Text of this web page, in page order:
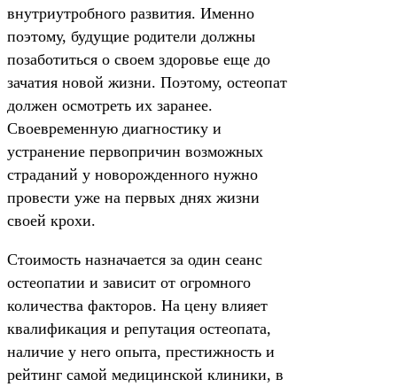
внутриутробного развития. Именно
поэтому, будущие родители должны
позаботиться о своем здоровье еще до
зачатия новой жизни. Поэтому, остеопат
должен осмотреть их заранее.
Своевременную диагностику и
устранение первопричин возможных
страданий у новорожденного нужно
провести уже на первых днях жизни
своей крохи.
Стоимость назначается за один сеанс
остеопатии и зависит от огромного
количества факторов. На цену влияет
квалификация и репутация остеопата,
наличие у него опыта, престижность и
рейтинг самой медицинской клиники, в